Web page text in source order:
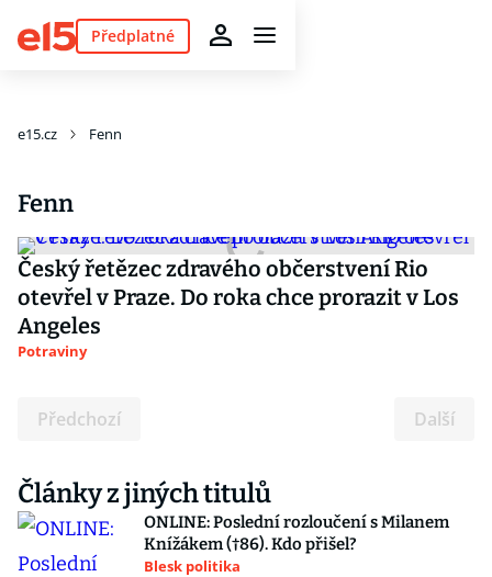
Předplatné
e15.cz Fenn
Fenn
Český řetězec zdravého občerstvení Rio
otevřel v Praze. Do roka chce prorazit v Los
Angeles
Potraviny
Předchozí Další
Články z jiných titulů
ONLINE: Poslední rozloučení s Milanem
Knížákem (†86). Kdo přišel?
Blesk politika